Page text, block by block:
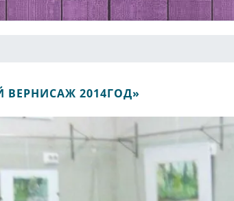
ВЕРНИСАЖ 2014ГОД»